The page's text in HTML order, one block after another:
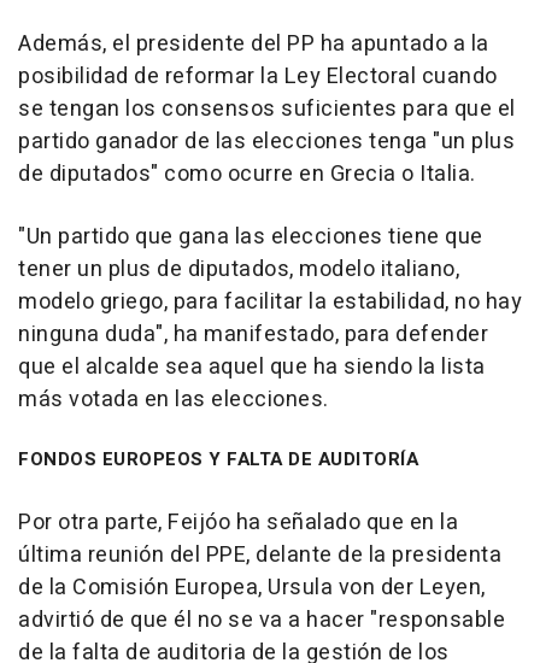
Además, el presidente del PP ha apuntado a la
posibilidad de reformar la Ley Electoral cuando
se tengan los consensos suficientes para que el
partido ganador de las elecciones tenga "un plus
de diputados" como ocurre en Grecia o Italia.
"Un partido que gana las elecciones tiene que
tener un plus de diputados, modelo italiano,
modelo griego, para facilitar la estabilidad, no hay
ninguna duda", ha manifestado, para defender
que el alcalde sea aquel que ha siendo la lista
más votada en las elecciones.
FONDOS EUROPEOS Y FALTA DE AUDITORÍA
Por otra parte, Feijóo ha señalado que en la
última reunión del PPE, delante de la presidenta
de la Comisión Europea, Ursula von der Leyen,
advirtió de que él no se va a hacer "responsable
de la falta de auditoria de la gestión de los